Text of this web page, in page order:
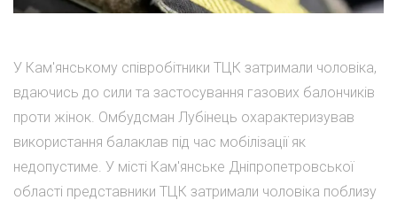
У Кам'янському співробітники ТЦК затримали чоловіка,
вдаючись до сили та застосування газових балончиків
проти жінок. Омбудсман Лубінець охарактеризував
використання балаклав під час мобілізації як
недопустиме. У місті Кам'янське Дніпропетровської
області представники ТЦК затримали чоловіка поблизу